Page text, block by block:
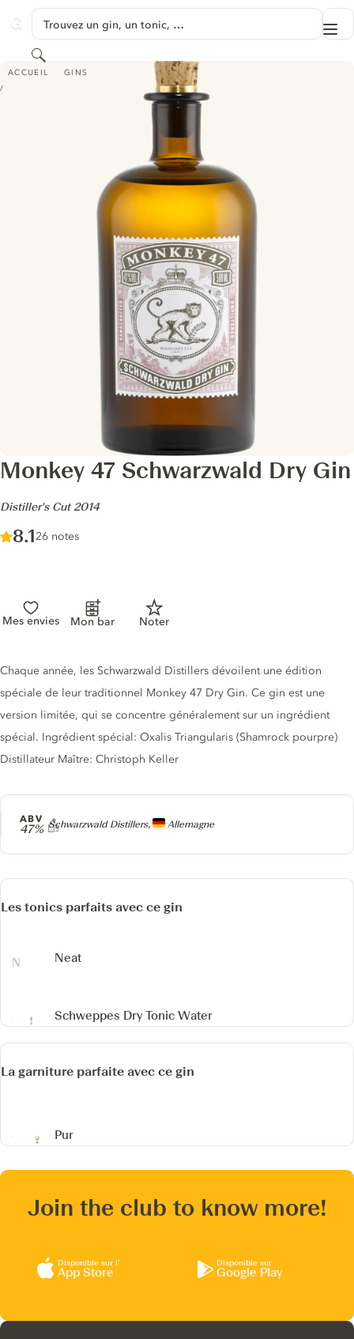
GINVENTORY
Trouvez un gin, un tonic, …
Rechercher
ACCUEIL GINS
MONKEY 47 SCHWARZWALD DRY GIN - DISTILLER'S CUT 2014
Monkey 47 Schwarzwald Dry Gin
-
Distiller's Cut 2014
Score :
8.1/ 10
26 notes
Mes envies Mon bar Noter
Producteur
Schwarzwald Distillers, Allemagne
ABV
47%
Description du gin
Chaque année, les Schwarzwald Distillers dévoilent une édition
spéciale de leur traditionnel Monkey 47 Dry Gin. Ce gin est une
version limitée, qui se concentre généralement sur un ingrédient
spécial. Ingrédient spécial: Oxalis Triangularis (Shamrock pourpre)
Distillateur Maître: Christoph Keller
Les tonics parfaits avec ce gin
Neat
Schweppes Dry Tonic Water
La garniture parfaite avec ce gin
Pur
Join the club to know more!
Disponible sur l’
App Store
Disponible sur
Google Play